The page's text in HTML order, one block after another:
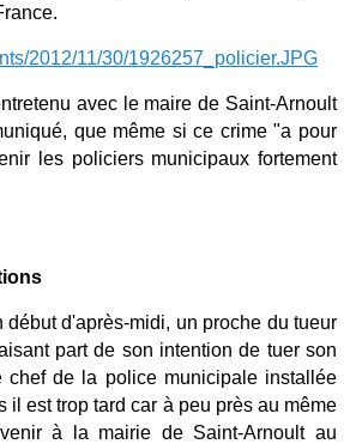
avec le maire de Saint-Arnoult
que même si ce crime "a pour
les policiers municipaux fortement
d'après-midi, un proche du tueur
part de son intention de tuer son
de la police municipale installée
est trop tard car à peu près au même
à la mairie de Saint-Arnoult au